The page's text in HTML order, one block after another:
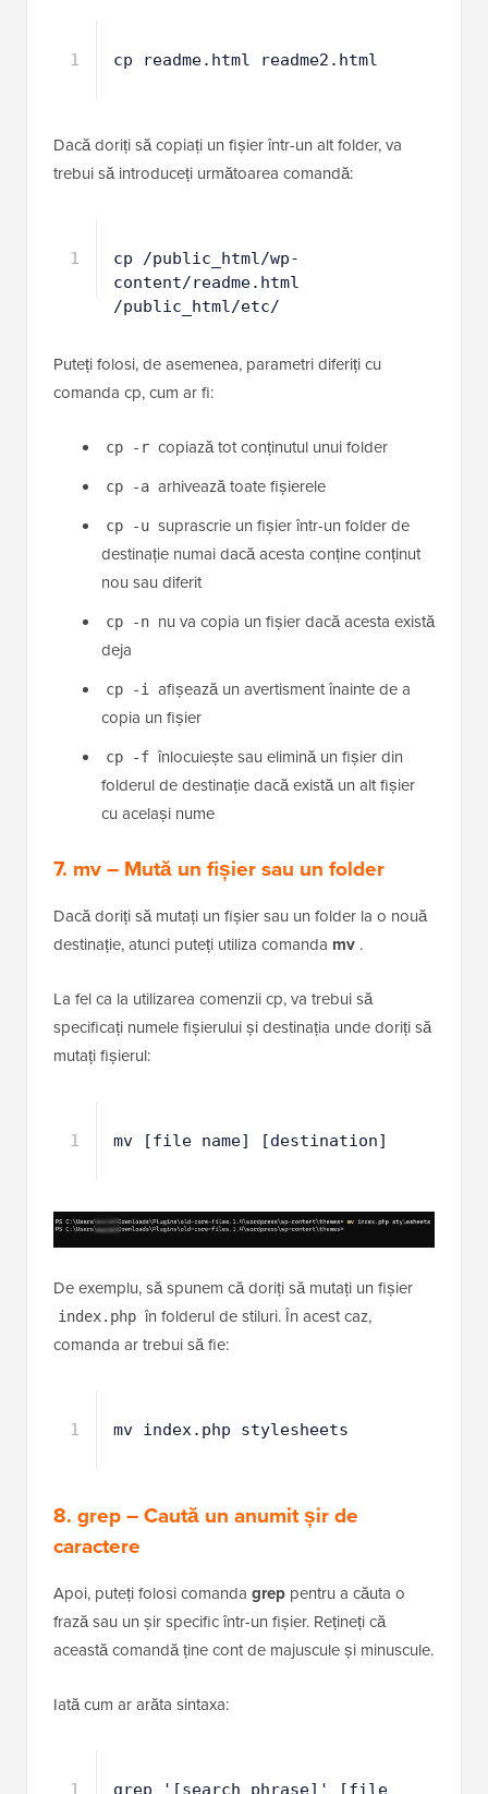
Dacă doriți să copiați un fișier într-un alt folder, va
cp /public_html/wp-
content/readme.html
comanda cp, cum ar fi:
cp -r copiază tot conținutul unui folder
cp -a arhivează toate fișierele
cp -u suprascrie un fișier într-un folder de
nou sau diferit
deja
copia un fișier
cp -f înlocuiește sau elimină un fișier din
cu același nume
7.mv– Mută un fișier sau un folder
destinație, atunci puteți utiliza comandamv.
La fel ca la utilizarea comenzii cp, va trebui să
mutați fișierul:
De exemplu, să spunem că doriți să mutați un fișier
comanda ar trebui să fie:
caractere
Apoi, puteți folosi comandagreppentru a căuta o
această comandă ține cont de majuscule și minuscule.
Iată cum ar arăta sintaxa: